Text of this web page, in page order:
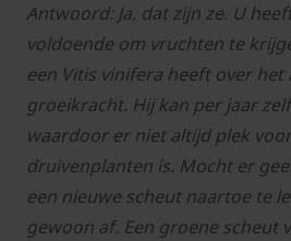
Antwoord: Ja, dat zijn ze. U
voldoende om vruchten te
een Vitis vinifera heeft over
groeikracht. Hij kan per jaar
waardoor er niet altijd plek
druivenplanten is. Mocht er
een nieuwe scheut naartoe te
gewoon af. Een groene scheut